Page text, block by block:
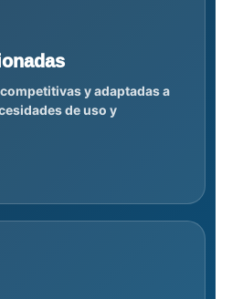
y adaptadas a
de uso y